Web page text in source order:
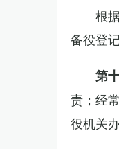
根
备役登记
第
责；经
役机关办